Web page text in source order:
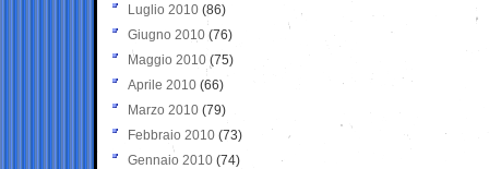
Luglio 2010 (86)
Giugno 2010 (76)
Maggio 2010 (75)
Aprile 2010 (66)
Marzo 2010 (79)
Febbraio 2010 (73)
Gennaio 2010 (74)